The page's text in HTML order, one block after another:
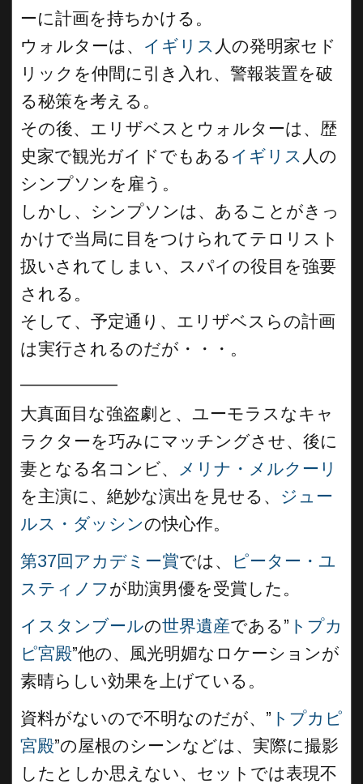
ーに計画を持ちかける。
ウォルターは、 イギリス 人の発明家セド
リックを仲間に引き入れ、警報装置を破
る秘策を考える。
その後、エリザベスとウォルターは、歴
史家で観光ガイドでもある イギリス 人の
シンプソンを雇う。
しかし、シンプソンは、あることがきっ
かけで当局に目をつけられてテロリスト
扱いされてしまい、スパイの役目を強要
される。
そして、予定通り、エリザベスらの計画
は実行されるのだが・・・。
大真面目な強盗劇と、ユーモラスなキャ
ラクターを巧みにマッチングさせ、後に
妻となる名コンビ、
メリナ・メルクーリ
を主演に、絶妙な演出を見せる、 ジュー
ルス・ダッシンの快心作。
第37回アカデミー賞では、
ピーター・ユ
スティノフが助演男優を受賞した。
イスタンブールの世界遺産である” トプカ
ピ宮殿”他の、風光明媚なロケーションが
素晴らしい効果を上げている。
資料がないので不明なのだが、” トプカピ
宮殿”の屋根のシーンなどは、実際に撮影
したとしか思えない、セットでは表現不